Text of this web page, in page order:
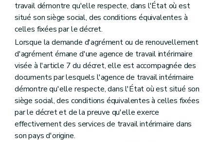
travail démontre qu'elle respecte, dans l'État où est
situé son siège social, des conditions équivalentes à
celles fixées par le décret.
Lorsque la demande d'agrément ou de renouvellement
d'agrément émane d'une agence de travail intérimaire
visée à l'article 7 du décret, elle est accompagnée des
documents par lesquels l'agence de travail intérimaire
démontre qu'elle respecte, dans l'État où est situé son
siège social, des conditions équivalentes à celles fixées
par le décret et de la preuve qu'elle exerce
effectivement des services de travail intérimaire dans
son pays d'origine.